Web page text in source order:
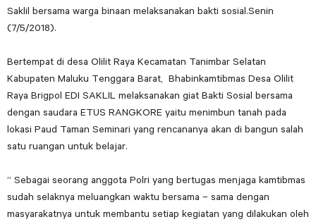
Saklil bersama warga binaan melaksanakan bakti sosial.Senin
(7/5/2018).
Bertempat di desa Olilit Raya Kecamatan Tanimbar Selatan
Kabupaten Maluku Tenggara Barat, Bhabinkamtibmas Desa Olilit
Raya Brigpol EDI SAKLIL melaksanakan giat Bakti Sosial bersama
dengan saudara ETUS RANGKORE yaitu menimbun tanah pada
lokasi Paud Taman Seminari yang rencananya akan di bangun salah
satu ruangan untuk belajar.
” Sebagai seorang anggota Polri yang bertugas menjaga kamtibmas
sudah selaknya meluangkan waktu bersama – sama dengan
masyarakatnya untuk membantu setiap kegiatan yang dilakukan oleh